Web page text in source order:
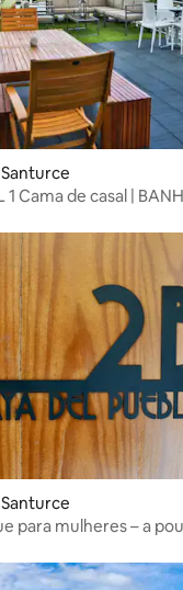
Cama de casal |
para mulheres – a